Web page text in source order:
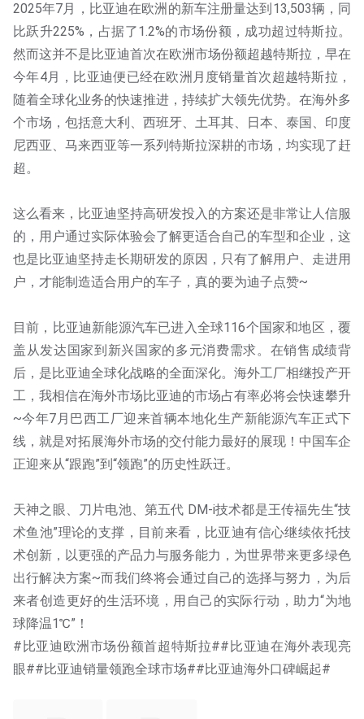
2025年7月，比亚迪在欧洲的新车注册量达到13,503辆，同
比跃升225%，占据了1.2%的市场份额，成功超过特斯拉。
然而这并不是比亚迪首次在欧洲市场份额超越特斯拉，早在
今年4月，比亚迪便已经在欧洲月度销量首次超越特斯拉，
随着全球化业务的快速推进，持续扩大领先优势。在海外多
个市场，包括意大利、西班牙、土耳其、日本、泰国、印度
尼西亚、马来西亚等一系列特斯拉深耕的市场，均实现了赶
超。
这么看来，比亚迪坚持高研发投入的方案还是非常让人信服
的，用户通过实际体验会了解更适合自己的车型和企业，这
也是比亚迪坚持走长期研发的原因，只有了解用户、走进用
户，才能制造适合用户的车子，真的要为迪子点赞~
目前，比亚迪新能源汽车已进入全球116个国家和地区，覆
盖从发达国家到新兴国家的多元消费需求。在销售成绩背
后，是比亚迪全球化战略的全面深化。海外工厂相继投产开
工，我相信在海外市场比亚迪的市场占有率必将会快速攀升
~今年7月巴西工厂迎来首辆本地化生产新能源汽车正式下
线，就是对拓展海外市场的交付能力最好的展现！中国车企
正迎来从“跟跑”到“领跑”的历史性跃迁。
天神之眼、刀片电池、第五代 DM-i技术都是王传福先生“技
术鱼池”理论的支撑，目前来看，比亚迪有信心继续依托技
术创新，以更强的产品力与服务能力，为世界带来更多绿色
出行解决方案~而我们终将会通过自己的选择与努力，为后
来者创造更好的生活环境，用自己的实际行动，助力“为地
球降温1℃”！
#比亚迪欧洲市场份额首超特斯拉##比亚迪在海外表现亮
眼##比亚迪销量领跑全球市场##比亚迪海外口碑崛起#